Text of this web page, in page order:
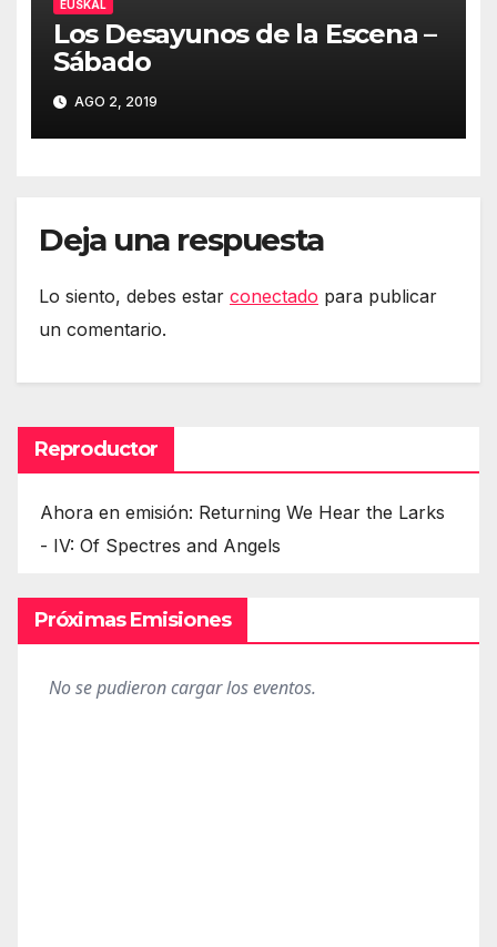
EUSKAL
Los Desayunos de la Escena –
Sábado
AGO 2, 2019
Deja una respuesta
Lo siento, debes estar conectado para publicar
un comentario.
Reproductor
Ahora en emisión: Returning We Hear the Larks
- IV: Of Spectres and Angels
Próximas Emisiones